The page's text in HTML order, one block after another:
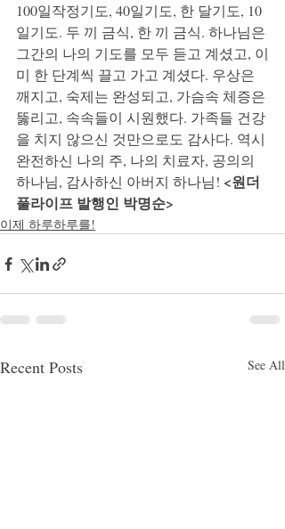
100일작정기도, 40일기도, 한 달기도, 10
일기도. 두 끼 금식, 한 끼 금식. 하나님은
그간의 나의 기도를 모두 듣고 계셨고, 이
미 한 단계씩 끌고 가고 계셨다. 우상은
깨지고, 숙제는 완성되고, 가슴속 체증은
뚫리고, 속속들이 시원했다. 가족들 건강
을 치지 않으신 것만으로도 감사다. 역시
완전하신 나의 주, 나의 치료자, 공의의
하나님, 감사하신 아버지 하나님! <원더
풀라이프 발행인 박명순>
이제 하루하루를!
Recent Posts See All